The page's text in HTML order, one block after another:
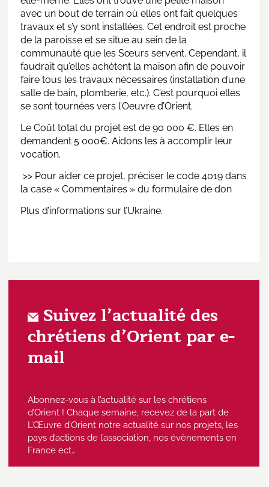
avec un bout de terrain où elles ont fait quelques
travaux et s’y sont installées. Cet endroit est proche
de la paroisse et se situe au sein de la
communauté que les Sœurs servent. Cependant, il
faudrait qu’elles achètent la maison afin de pouvoir
faire tous les travaux nécessaires (installation d’une
salle de bain, plomberie, etc.). C’est pourquoi elles
se sont tournées vers l’Oeuvre d’Orient.
Le Coût total du projet est de 90 000 €. Elles en
demandent 5 000€. Aidons les à accomplir leur
vocation.
>> Pour aider ce projet, préciser le code 4019 dans
la case « Commentaires » du formulaire de don
Plus d’informations sur l’Ukraine.
Suivez l’actualité des
chrétiens d’Orient par e-
mail
Abonnez-vous à l’actualité sur les chrétiens
d’Orient ! Chaque semaine, recevez de la part de
L’Œuvre d’Orient notre actualité sur nos projets, les
pays d’actions de l’association, nos évènements en
France ect…